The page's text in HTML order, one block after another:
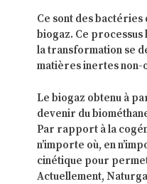
Ce sont des
biogaz. Ce
la transformation se
matières inertes non-
Le biogaz obtenu à
devenir du
Par rapport à la
n’importe où, en
cinétique pour
Actuellement,